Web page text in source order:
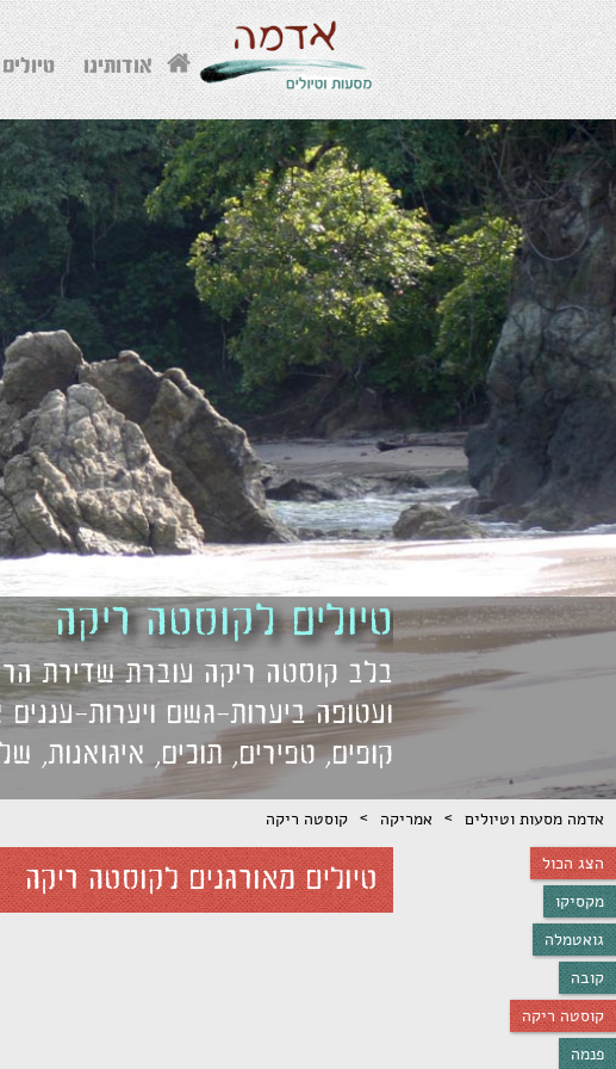
אודותינו
טיולים לקוסטה ריקה
בלב קוסטה ריקה עוברת שדירת
ועטופה ביערות-גשם ויערות-עננים
קופים, טפירים, תוכים, איגואנות,
הצג הכול
מקסיקו
גואטמלה
קובה
קוסטה ריקה
פנמה
אדמה מסעות וטיולים > אמריקה > קוסטה ריקה
טיולים מאורגנים לקוסטה ריקה